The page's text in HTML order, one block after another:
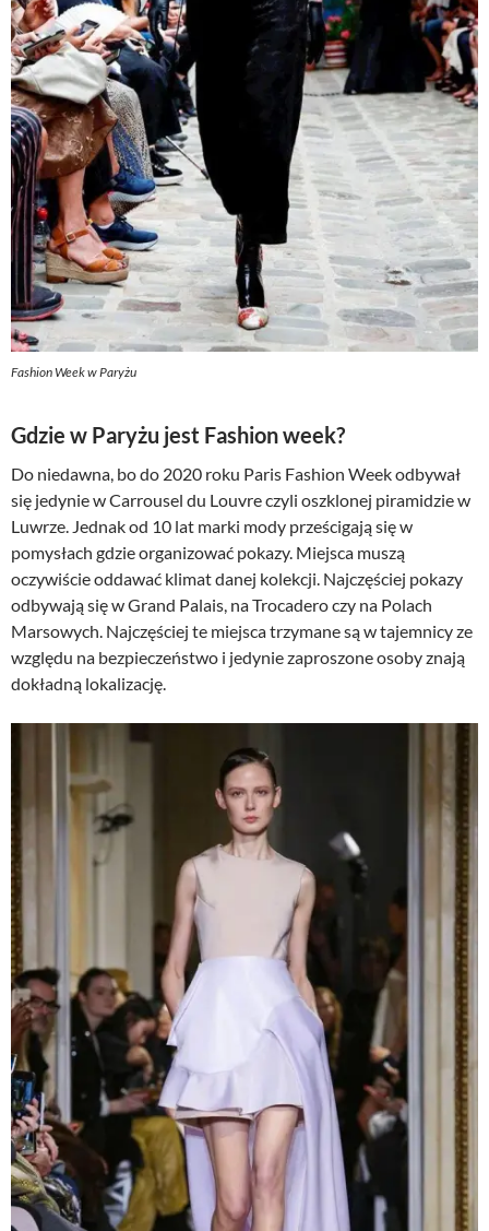
Fashion Week w Paryżu
Gdzie w Paryżu jest Fashion week?
Do niedawna, bo do 2020 roku Paris Fashion Week odbywał
się jedynie w Carrousel du Louvre czyli oszklonej piramidzie w
Luwrze. Jednak od 10 lat marki mody prześcigają się w
pomysłach gdzie organizować pokazy. Miejsca muszą
oczywiście oddawać klimat danej kolekcji. Najczęściej pokazy
odbywają się w Grand Palais, na Trocadero czy na Polach
Marsowych. Najczęściej te miejsca trzymane są w tajemnicy ze
względu na bezpieczeństwo i jedynie zaproszone osoby znają
dokładną lokalizację.